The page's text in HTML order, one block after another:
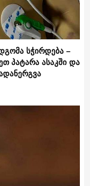
სჭირდება –
პატარა ასაკში და